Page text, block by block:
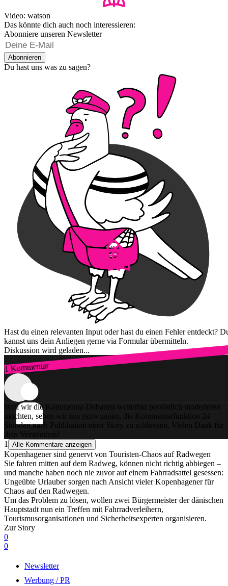
Video: watson
Das könnte dich auch noch interessieren:
Abonniere unseren Newsletter
Abonnieren
Du hast uns was zu sagen?
Hast du einen relevanten Input oder hast du einen Fehler entdeckt?
kannst uns dein Anliegen gerne via Formular übermitteln.
Diskussion wird geladen...
1 Kommentar
Zum Login
Weil wir die Kommentar-Debatten weiterhin persönlich moderieren
möchten, sehen wir uns gezwungen, die Kommentarfunktion 24
Stunden nach Publikation einer Story zu schliessen. Vielen Dank für
dein Verständnis!
1
Alle Kommentare anzeigen
Kopenhagener sind genervt von Touristen-Chaos auf Radwegen
Sie fahren mitten auf dem Radweg, können nicht richtig abbiegen –
und manche haben noch nie zuvor auf einem Fahrradsattel gesessen:
Ungeübte Urlauber sorgen nach Ansicht vieler Kopenhagener für
Chaos auf den Radwegen.
Um das Problem zu lösen, wollen zwei Bürgermeister der dänischen
Hauptstadt nun ein Treffen mit Fahrradverleihern,
Tourismusorganisationen und Sicherheitsexperten organisieren.
Zur Story
0
0
Newsletter
Werbung / PR